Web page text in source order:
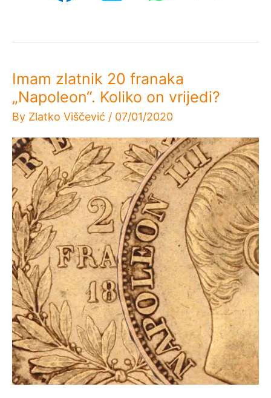
Imam zlatnik 20 franaka
„Napoleon“. Koliko on vrijedi?
By Zlatko Viščević / 07/01/2020